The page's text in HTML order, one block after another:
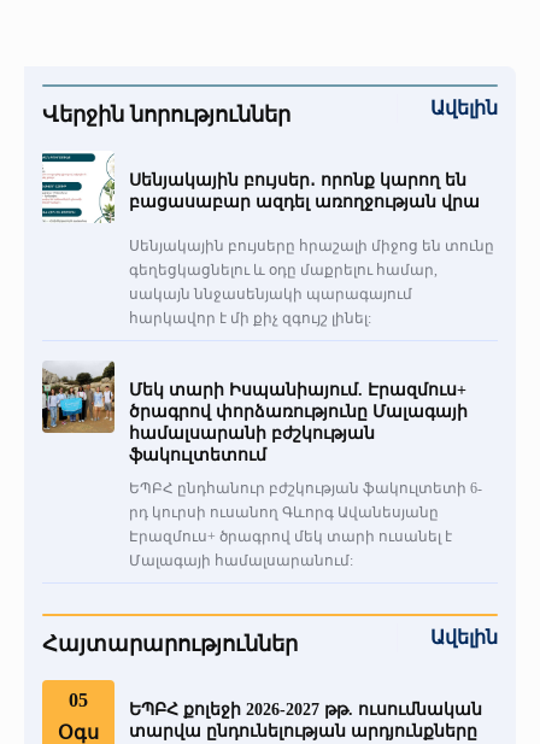
Վերջին նորություններ Ավելին
Սենյակային բույսեր․ որոնք կարող են
բացասաբար ազդել առողջության վրա
Սենյակային բույսերը հրաշալի միջոց են տունը
գեղեցկացնելու և օդը մաքրելու համար,
սակայն ննջասենյակի պարագայում
հարկավոր է մի քիչ զգույշ լինել:
Մեկ տարի Իսպանիայում. Էրազմուս+
ծրագրով փորձառությունը Մալագայի
համալսարանի բժշկության
ֆակուլտետում
ԵՊԲՀ ընդհանուր բժշկության ֆակուլտետի 6-
րդ կուրսի ուսանող Գևորգ Ավանեսյանը
Էրազմուս+ ծրագրով մեկ տարի ուսանել է
Մալագայի համալսարանում:
Հայտարարություններ Ավելին
05
Օգս
ԵՊԲՀ քոլեջի 2026-2027 թթ. ուսումնական
տարվա ընդունելության արդյունքները